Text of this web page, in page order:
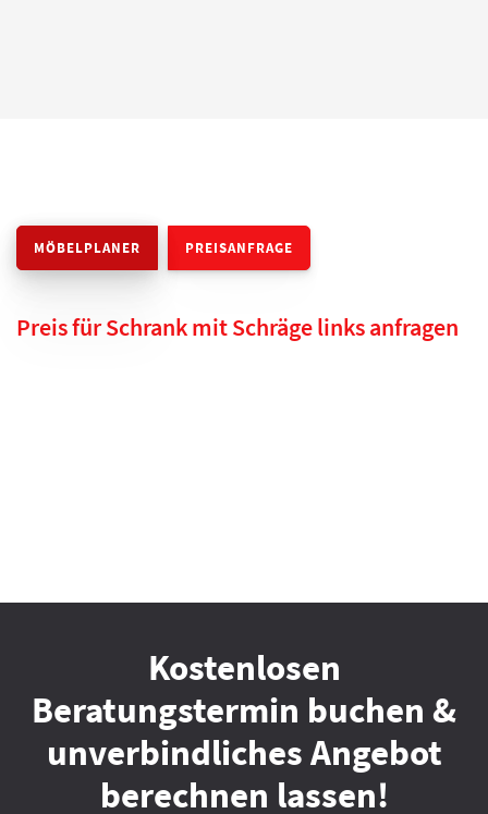
MÖBELPLANER PREISANFRAGE
Preis für Schrank mit Schräge links anfragen
Kostenlosen
Beratungstermin buchen &
unverbindliches Angebot
berechnen lassen!